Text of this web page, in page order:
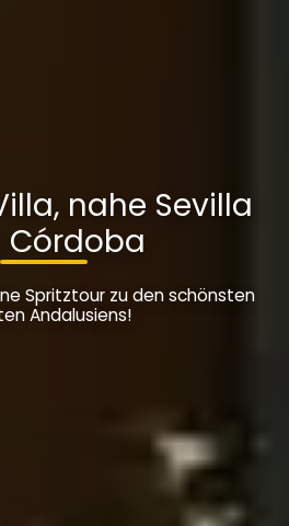
nahe Sevilla
Córdoba
Spritztour zu den schönsten
Andalusiens!